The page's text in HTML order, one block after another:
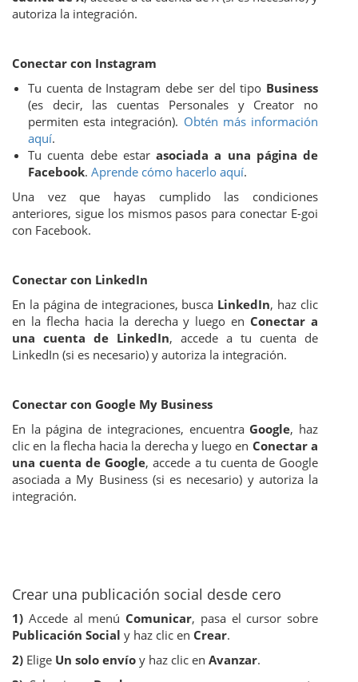
autoriza la integración.
Conectar con Instagram
Tu cuenta de Instagram debe ser del tipo Business
(es decir, las cuentas Personales y Creator no
permiten esta integración). Obtén más información
aquí.
Tu cuenta debe estar asociada a una página de
Facebook. Aprende cómo hacerlo aquí.
Una vez que hayas cumplido las condiciones
anteriores, sigue los mismos pasos para conectar E-goi
con Facebook.
Conectar con LinkedIn
En la página de integraciones, busca LinkedIn, haz clic
en la flecha hacia la derecha y luego en Conectar a
una cuenta de LinkedIn, accede a tu cuenta de
LinkedIn (si es necesario) y autoriza la integración.
Conectar con Google My Business
En la página de integraciones, encuentra Google, haz
clic en la flecha hacia la derecha y luego en Conectar a
una cuenta de Google, accede a tu cuenta de Google
asociada a My Business (si es necesario) y autoriza la
integración.
Crear una publicación social desde cero
1) Accede al menú Comunicar, pasa el cursor sobre
Publicación Social y haz clic en Crear.
2) Elige Un solo envío y haz clic en Avanzar.